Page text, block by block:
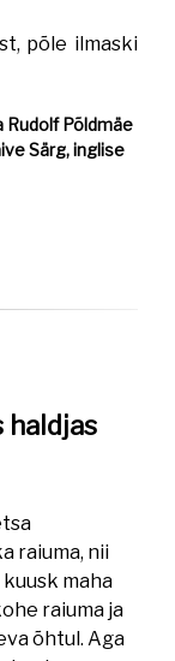
põle ilmaski
Rudolf Põldmäe
Särg, inglise
haldjas
raiuma, nii
maha
raiuma ja
õhtul. Aga